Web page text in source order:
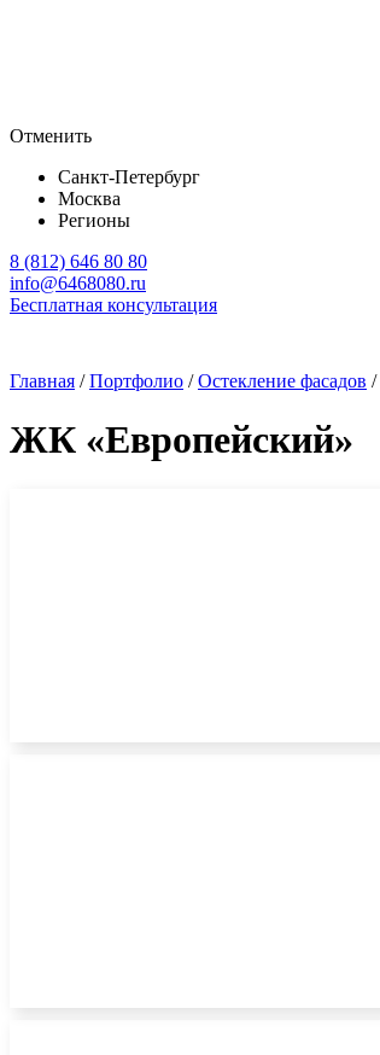
Отменить
Санкт-Петербург
Москва
Регионы
8 (812) 646 80 80
info@6468080.ru
Бесплатная консультация
Главная /Портфолио /Остекление фасадов /
ЖК «Европейский»